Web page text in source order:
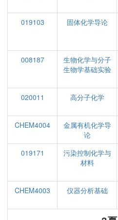
019103
固体化学导论
008187
生物化学与分子
生物学基础实验
020011 高分子化学
CHEM4004
金属有机化学导
论
019171
污染控制化学与
材料
CHEM4003 仪器分析基础